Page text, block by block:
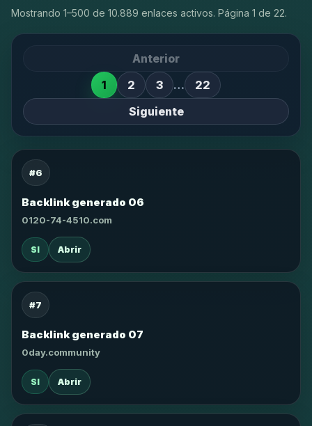
Mostrando 1–500 de 10.889 enlaces activos. Página 1 de 22.
Anterior
1
2 3 …
22
Siguiente
#6
Backlink generado 06
0120-74-4510.com
SI Abrir
#7
Backlink generado 07
0day.community
SI Abrir